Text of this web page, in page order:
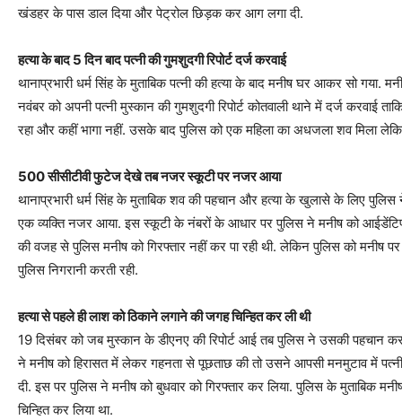
खंडहर के पास डाल दिया और पेट्रोल छिड़क कर आग लगा दी.
हत्या के बाद 5 दिन बाद पत्नी की गुमशुदगी रिपोर्ट दर्ज करवाई
थानाप्रभारी धर्म सिंह के मुताबिक पत्नी की हत्या के बाद मनीष घर आकर सो गया.
नवंबर को अपनी पत्नी मुस्कान की गुमशुदगी रिपोर्ट कोतवाली थाने में दर्ज करवाई
रहा और कहीं भागा नहीं. उसके बाद पुलिस को एक महिला का अधजला शव मिला
500 सीसीटीवी फुटेज देखे तब नजर स्कूटी पर नजर आया
थानाप्रभारी धर्म सिंह के मुताबिक शव की पहचान और हत्या के खुलासे के लिए
एक व्यक्ति नजर आया. इस स्कूटी के नंबरों के आधार पर पुलिस ने मनीष को
की वजह से पुलिस मनीष को गिरफ्तार नहीं कर पा रही थी. लेकिन पुलिस को मनीष
पुलिस निगरानी करती रही.
हत्या से पहले ही लाश को ठिकाने लगाने की जगह चिन्हित कर ली थी
19 दिसंबर को जब मुस्कान के डीएनए की रिपोर्ट आई तब पुलिस ने उसकी पहचान
ने मनीष को हिरासत में लेकर गहनता से पूछताछ की तो उसने आपसी मनमुटाव में
दी. इस पर पुलिस ने मनीष को बुधवार को गिरफ्तार कर लिया. पुलिस के मुताबिक
चिन्हित कर लिया था.